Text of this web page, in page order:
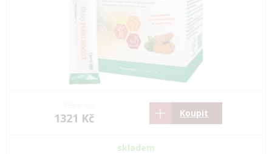
1321 Kč Koupit
skladem